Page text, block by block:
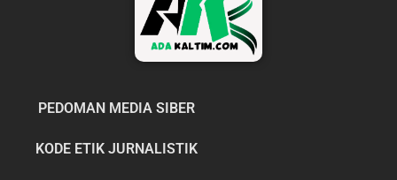
PEDOMAN MEDIA SIBER
KODE ETIK JURNALISTIK